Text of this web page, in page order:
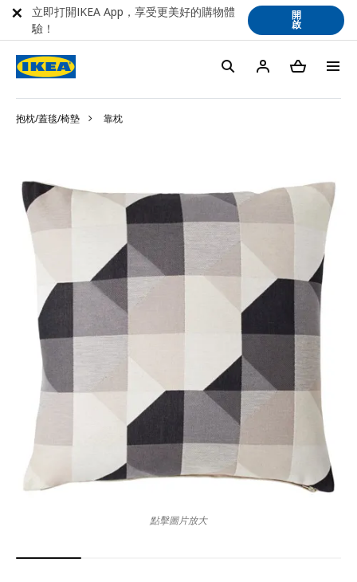
抱枕/蓋毯/椅墊 靠枕
點擊圖片放大
立即打開IKEA App，享受更美好的購物體
驗！
開
啟